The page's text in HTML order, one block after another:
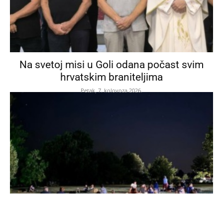
Na svetoj misi u Goli odana počast svim
hrvatskim braniteljima
Petak, 7. kolovoza 2026.